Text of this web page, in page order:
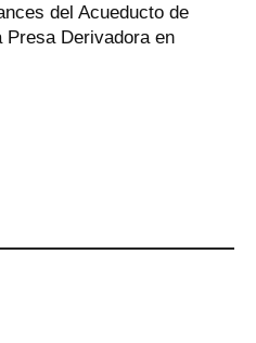
del Acueducto de
Presa Derivadora en